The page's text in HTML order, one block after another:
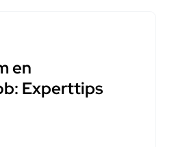
en
Experttips